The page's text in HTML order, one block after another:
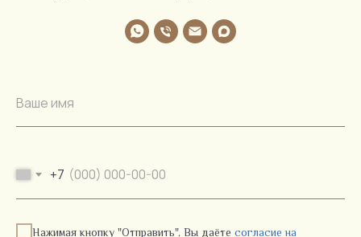
Ваше имя
+7
Нажимая кнопку "Отправить", Вы даёте согласие на